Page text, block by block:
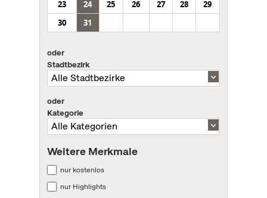
23
24 25 26 27 28
29
30
31
oder
Stadtbezirk
oder
Kategorie
Weitere Merkmale
nur kostenlos
nur Highlights